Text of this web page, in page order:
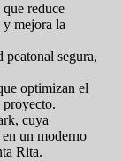
reduce
y mejora la
segura,
optimizan el
cuya
un moderno
Rita.